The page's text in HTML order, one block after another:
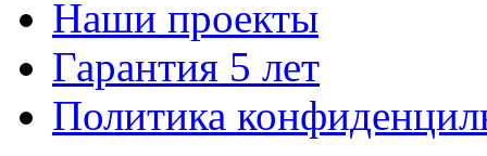
Наши проекты
Гарантия 5 лет
Политика